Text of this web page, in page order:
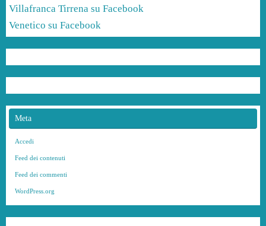
Villafranca Tirrena su Facebook
Venetico su Facebook
Meta
Accedi
Feed dei contenuti
Feed dei commenti
WordPress.org